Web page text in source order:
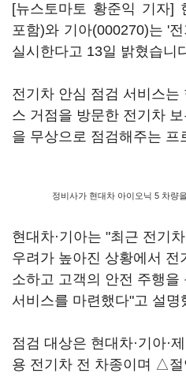
[뉴스토마토 황준익 기자]
포함)와 기아(000270)는 '
실시한다고 13일 밝혔습니
전기차 안심 점검 서비스는
스 거점을 방문한 전기차
을 무상으로 점검해주는 프
정비사가 현대차 아이오닉 5 차량
현대차·기아는 "최근 전기
우려가 높아진 상황에서 전
소하고 고객의 안전 주행을
서비스를 마련했다"고 설명
점검 대상은 현대차·기아·
용 전기차 전 차종이며 △